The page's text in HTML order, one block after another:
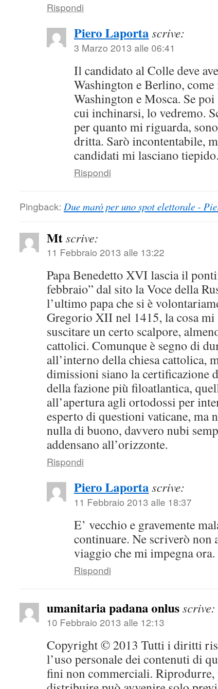
Rispondi
Piero Laportascrive:
3 Marzo 2013 alle 06:41
Il candidato al Colle deve
Washington e Berlino,
Washington e Mosca. Se
cui inchinarsi, lo vedremo.
per quanto mi riguarda,
dritta. Sarò incontentabile,
candidati mi lasciano
Rispondi
Pingback: Due marò per uno spot elettorale -
Mtscrive:
11 Febbraio 2013 alle 13:22
Papa Benedetto XVI lascia il
febbraio” dal sito la Voce della
l’ultimo papa che si è
Gregorio XII nel 1415, la cosa mi
suscitare un certo scalpore,
cattolici. Comunque è segno di
all’interno della chiesa cattolica,
dimissioni siano la certificazione
della fazione più filoatlantica,
all’apertura agli ortodossi per
esperto di questioni vaticane, ma
nulla di buono, davvero nubi
addensano all’orizzonte.
Rispondi
Piero Laportascrive:
11 Febbraio 2013 alle 18:37
E’ vecchio e gravemente
continuare. Ne scriverò non
viaggio che mi impegna ora.
Rispondi
umanitaria padana onlusscrive:
10 Febbraio 2013 alle 12:13
Copyright © 2013 Tutti i diritti
l’uso personale dei contenuti di
fini non commerciali. Riprodurre,